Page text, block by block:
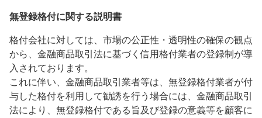
無登録格付に関する説明書
格付会社に対しては、市場の公正性・透明性の確保の観点
から、金融商品取引法に基づく信用格付業者の登録制が導
入されております。
これに伴い、金融商品取引業者等は、無登録格付業者が付
与した格付を利用して勧誘を行う場合には、金融商品取引
法により、無登録格付である旨及び登録の意義等を顧客に